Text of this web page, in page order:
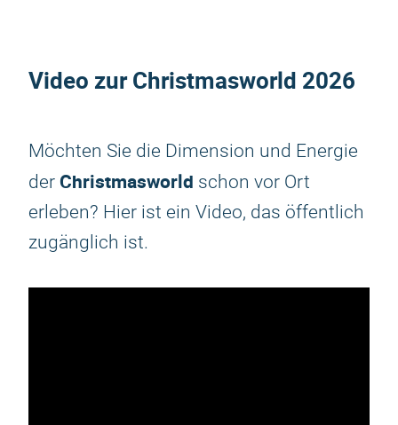
Video zurChristmasworld 2026
Möchten Sie die Dimension und Energie
der Christmasworld schon vor Ort
erleben? Hier ist ein Video, das öffentlich
zugänglich ist.